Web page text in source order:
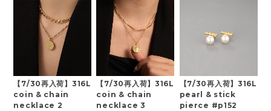
【7/30再入荷】316L
coin & chain
necklace 2
【7/30再入荷】316L
coin & chain
necklace 3
【7/30再入荷】316L
pearl & stick
pierce #p152